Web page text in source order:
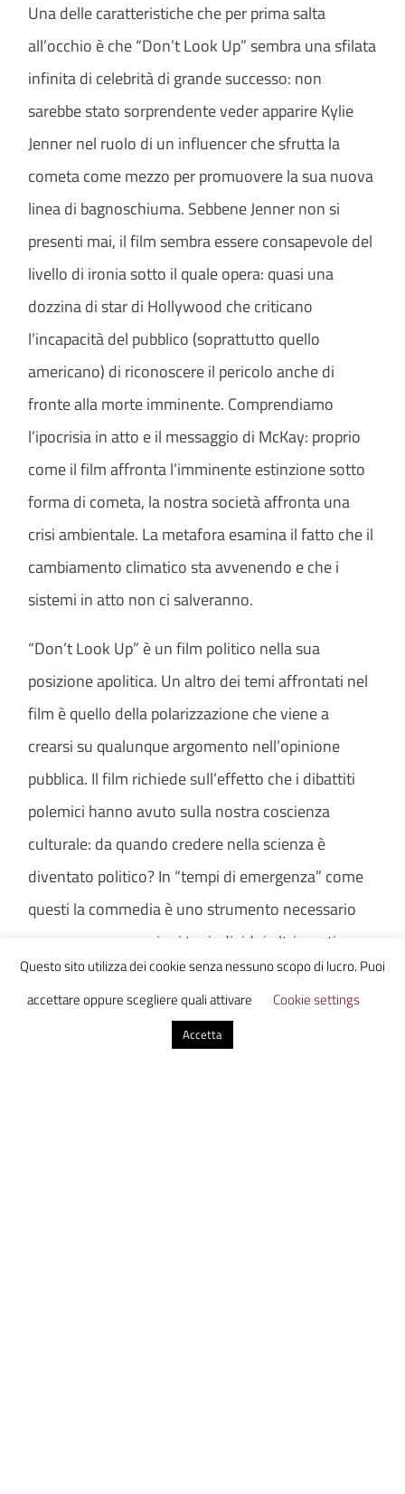
Una delle caratteristiche che per prima salta
all’occhio è che “Don’t Look Up” sembra una sfilata
infinita di celebrità di grande successo: non
sarebbe stato sorprendente veder apparire Kylie
Jenner nel ruolo di un influencer che sfrutta la
cometa come mezzo per promuovere la sua nuova
linea di bagnoschiuma. Sebbene Jenner non si
presenti mai, il film sembra essere consapevole del
livello di ironia sotto il quale opera: quasi una
dozzina di star di Hollywood che criticano
l’incapacità del pubblico (soprattutto quello
americano) di riconoscere il pericolo anche di
fronte alla morte imminente. Comprendiamo
l’ipocrisia in atto e il messaggio di McKay: proprio
come il film affronta l’imminente estinzione sotto
forma di cometa, la nostra società affronta una
crisi ambientale. La metafora esamina il fatto che il
cambiamento climatico sta avvenendo e che i
sistemi in atto non ci salveranno.
“Don’t Look Up” è un film politico nella sua
posizione apolitica. Un altro dei temi affrontati nel
film è quello della polarizzazione che viene a
crearsi su qualunque argomento nell’opinione
pubblica. Il film richiede sull’effetto che i dibattiti
polemici hanno avuto sulla nostra coscienza
culturale: da quando credere nella scienza è
diventato politico? In “tempi di emergenza” come
questi la commedia è uno strumento necessario
per creare connessioni tra individui altrimenti
divisi. Il film suggerisce che se possiamo ridere un
po’ di noi stessi e riconoscere i nostri fallimenti,
allora possiamo superare noi stessi e le divisioni
Questo sito utilizza dei cookie senza nessuno scopo di lucro. Puoi
accettare oppure scegliere quali attivare
Cookie settings
Accetta